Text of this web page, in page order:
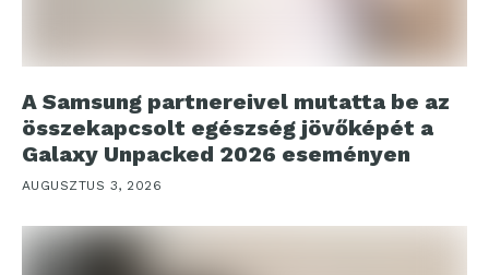
A Samsung partnereivel mutatta be az
összekapcsolt egészség jövőképét a
Galaxy Unpacked 2026 eseményen
AUGUSZTUS 3, 2026